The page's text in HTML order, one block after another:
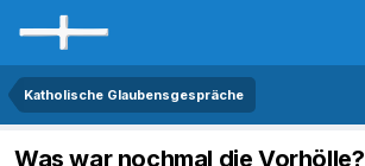
Katholische Glaubensgespräche
Was war nochmal die Vorhölle?